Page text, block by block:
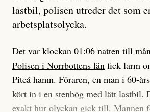
som chefredaktör ser på Dagens
roll.
Vi skriver för våra läsare som vill bli
överraskade, bekräftade, utmanade
att vi granskar allt och alla.
och aldrig såg jag det klarare än
när jag ombord på bussen hjälpte en
#23/2026
Jesper
är ganska
lastbil, polisen utreder det som
arbetsplatsolycka.
Det var klockan 01:06 natten till
Polisen i Norrbottens län fick larm
Piteå hamn. Föraren, en man i 60-
kört in i en stenhög med lätt lastbil.
exakt hur olyckan gick till. Mannen